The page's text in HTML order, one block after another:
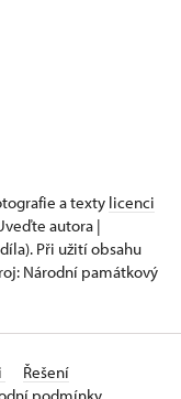
a texty licenci
autora |
Při užití obsahu
Národní památkový
Řešení